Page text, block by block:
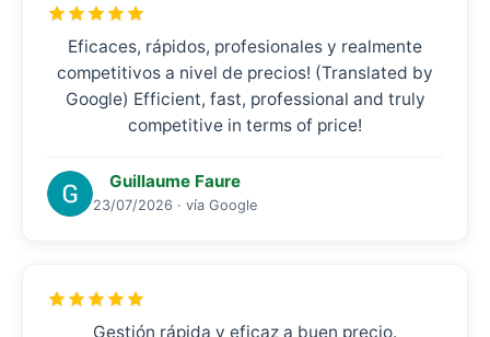
Eficaces, rápidos, profesionales y realmente
competitivos a nivel de precios! (Translated by
Google) Efficient, fast, professional and truly
competitive in terms of price!
Guillaume Faure
23/07/2026 · vía Google
Gestión rápida y eficaz a buen precio.